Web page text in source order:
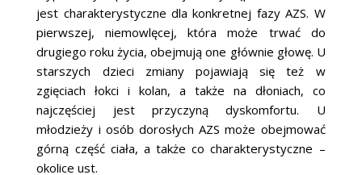
jest charakterystyczne dla konkretnej fazy AZS. W
pierwszej, niemowlęcej, która może trwać do
drugiego roku życia, obejmują one głównie głowę. U
starszych dzieci zmiany pojawiają się też w
zgięciach łokci i kolan, a także na dłoniach, co
najczęściej jest przyczyną dyskomfortu. U
młodzieży i osób dorosłych AZS może obejmować
górną część ciała, a także co charakterystyczne –
okolice ust.